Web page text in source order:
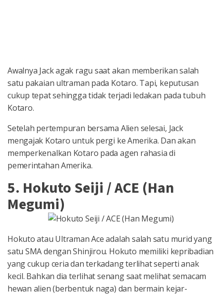
Awalnya Jack agak ragu saat akan memberikan salah
satu pakaian ultraman pada Kotaro. Tapi, keputusan
cukup tepat sehingga tidak terjadi ledakan pada tubuh
Kotaro.
Setelah pertempuran bersama Alien selesai, Jack
mengajak Kotaro untuk pergi ke Amerika. Dan akan
memperkenalkan Kotaro pada agen rahasia di
pemerintahan Amerika.
5. Hokuto Seiji / ACE (Han
Megumi)
Hokuto atau Ultraman Ace adalah salah satu murid yang
satu SMA dengan Shinjirou. Hokuto memiliki kepribadian
yang cukup ceria dan terkadang terlihat seperti anak
kecil. Bahkan dia terlihat senang saat melihat semacam
hewan alien (berbentuk naga) dan bermain kejar-